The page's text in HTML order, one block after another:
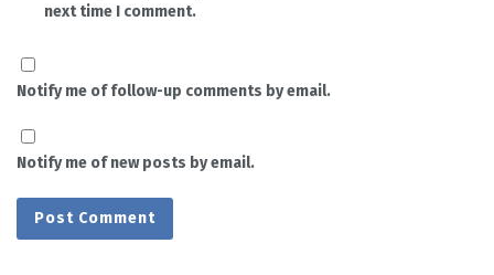
next time I comment.
Notify me of follow-up comments by email.
Notify me of new posts by email.